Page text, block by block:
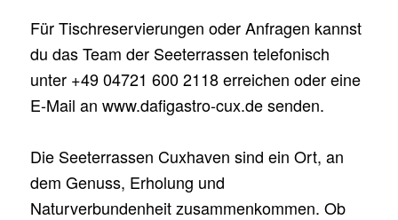
Für Tischreservierungen oder Anfragen kannst
du das Team der Seeterrassen telefonisch
unter +49 04721 600 2118 erreichen oder eine
E-Mail an www.dafigastro-cux.de senden.
Die Seeterrassen Cuxhaven sind ein Ort, an
dem Genuss, Erholung und
Naturverbundenheit zusammenkommen. Ob